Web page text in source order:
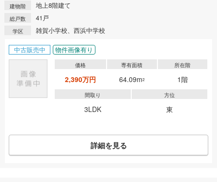
建物階 地上8階建て
総戸数 41戸
学区 雑賀小学校、西浜中学校
中古販売中 物件画像有り
価格
2,390万円
専有面積
64.09m2
所在階
1階
間取り
3LDK
方位
東
詳細を見る